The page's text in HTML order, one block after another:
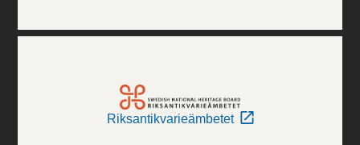
Riksantikvarieämbetet